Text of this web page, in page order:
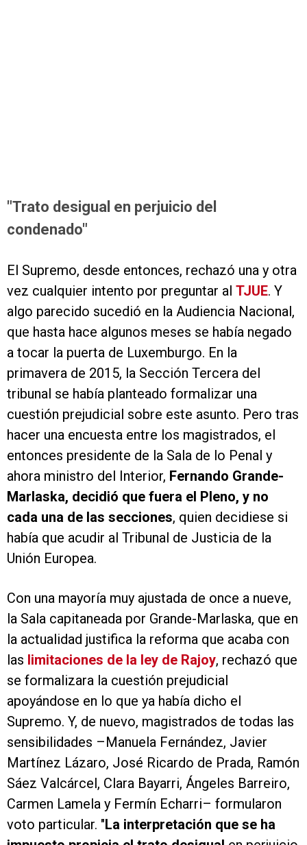
"Trato desigual en perjuicio del
condenado"
El Supremo, desde entonces, rechazó una y otra
vez cualquier intento por preguntar al TJUE. Y
algo parecido sucedió en la Audiencia Nacional,
que hasta hace algunos meses se había negado
a tocar la puerta de Luxemburgo. En la
primavera de 2015, la Sección Tercera del
tribunal se había planteado formalizar una
cuestión prejudicial sobre este asunto. Pero tras
hacer una encuesta entre los magistrados, el
entonces presidente de la Sala de lo Penal y
ahora ministro del Interior, Fernando Grande-
Marlaska, decidió que fuera el Pleno, y no
cada una de las secciones, quien decidiese si
había que acudir al Tribunal de Justicia de la
Unión Europea.
Con una mayoría muy ajustada de once a nueve,
la Sala capitaneada por Grande-Marlaska, que en
la actualidad justifica la reforma que acaba con
las limitaciones de la ley de Rajoy, rechazó que
se formalizara la cuestión prejudicial
apoyándose en lo que ya había dicho el
Supremo. Y, de nuevo, magistrados de todas las
sensibilidades –Manuela Fernández, Javier
Martínez Lázaro, José Ricardo de Prada, Ramón
Sáez Valcárcel, Clara Bayarri, Ángeles Barreiro,
Carmen Lamela y Fermín Echarri– formularon
voto particular. "La interpretación que se ha